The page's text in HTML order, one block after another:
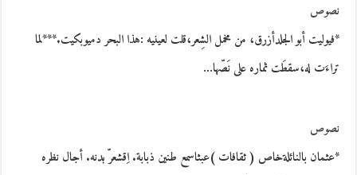
نصوص
*فيوليت أبو الجلدأزرق، من مخمل الشِعر،قلت لعينيه :هذا البحر دميوبكيت.***لما
تراءَت له،سقطَت ثماره على نَصّها…
نصوص
*عثمان بالنائلةخاص ( ثقافات )عبثاسمع طنين ذبابة. اِقشعرّ بدنه. أجال نظره